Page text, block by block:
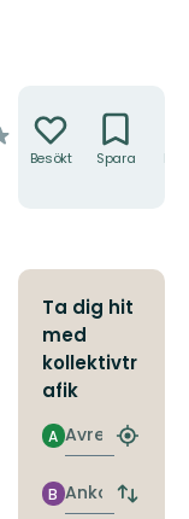
Besökt Spara
Ta dig hit
med
kollektivtr
afik
Avresa
A
Hitta
Ankomst
B
Byt